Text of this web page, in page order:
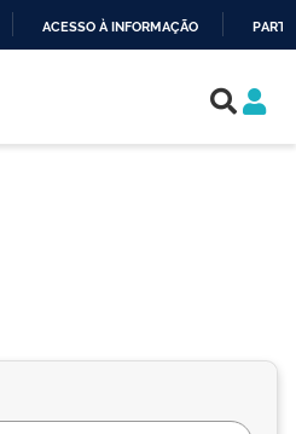
ACESSO À INFORMAÇÃO